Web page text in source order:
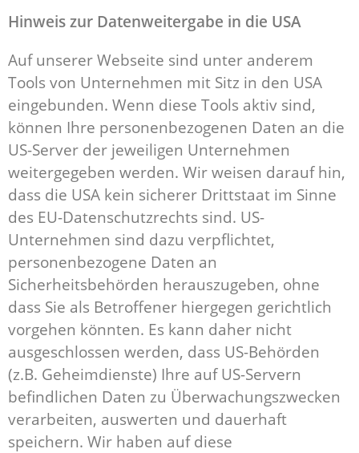
Hinweis zur Datenweitergabe in die USA
Auf unserer Webseite sind unter anderem
Tools von Unternehmen mit Sitz in den USA
eingebunden. Wenn diese Tools aktiv sind,
können Ihre personenbezogenen Daten an die
US-Server der jeweiligen Unternehmen
weitergegeben werden. Wir weisen darauf hin,
dass die USA kein sicherer Drittstaat im Sinne
des EU-Datenschutzrechts sind. US-
Unternehmen sind dazu verpflichtet,
personenbezogene Daten an
Sicherheitsbehörden herauszugeben, ohne
dass Sie als Betroffener hiergegen gerichtlich
vorgehen könnten. Es kann daher nicht
ausgeschlossen werden, dass US-Behörden
(z.B. Geheimdienste) Ihre auf US-Servern
befindlichen Daten zu Überwachungszwecken
verarbeiten, auswerten und dauerhaft
speichern. Wir haben auf diese